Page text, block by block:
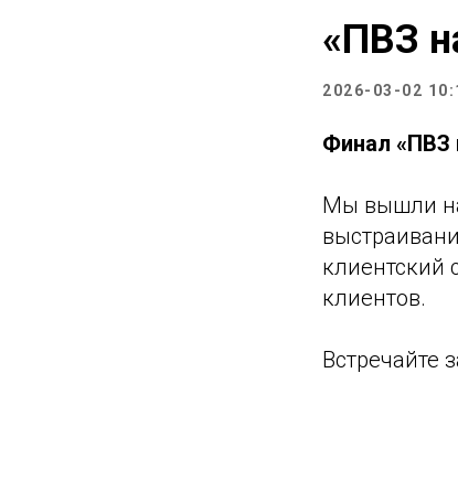
«ПВЗ
2026-03-02
Финал «ПВЗ
Мы вышли
клиентский
клиентов.
Встречайте